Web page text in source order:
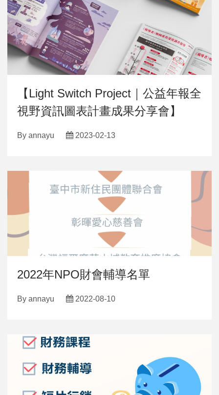
【Light Switch Project｜公益年報全
視野資訊圖表計畫成果分享會】
By annayu 2023-02-13
2022年NPO財會輔導名單
By annayu 2022-08-10